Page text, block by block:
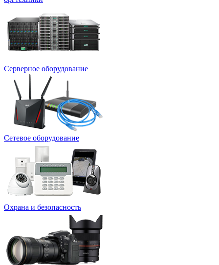
Серверное оборудование
Сетевое оборудование
Охрана и безопасность